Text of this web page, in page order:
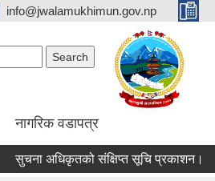
info@jwalamukhimun.gov.np
नागरिक वडापत्र
सुचना अधिकृतको संक्षिप्त सूचि प्रकाशन।